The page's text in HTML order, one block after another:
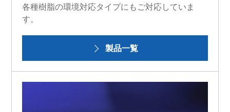
各種樹脂の環境対応タイプにもご対応していま
す。
製品一覧